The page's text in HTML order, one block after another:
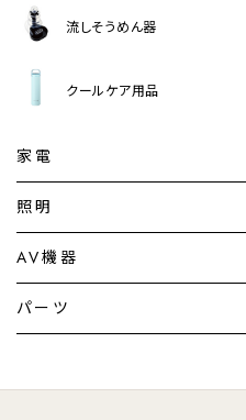
流しそうめん器
クールケア用品
家電
加湿器・空気清浄機
暖房機
調理家電
照明
シーリングライト
AV機器
テレビ
パーツ